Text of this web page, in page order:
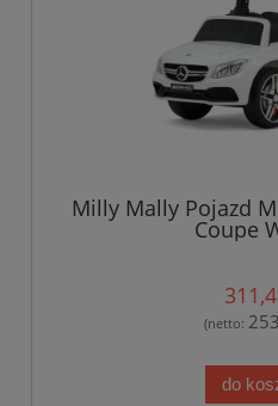
Milly Mally Pojazd
Coupe
(netto:
do